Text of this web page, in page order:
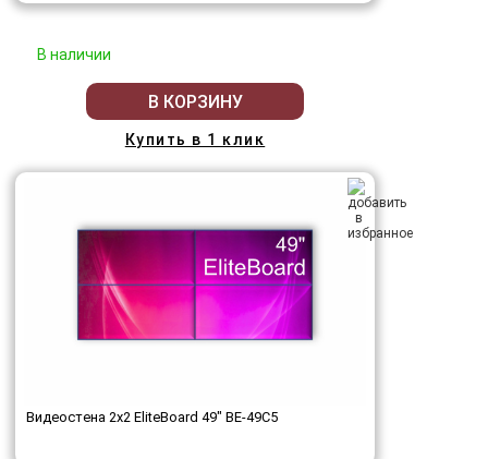
В наличии
В КОРЗИНУ
Купить в 1 клик
Видеостена 2x2 EliteBoard 49" BE-49C5